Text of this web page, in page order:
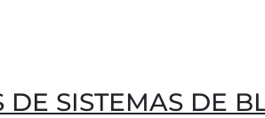
DE SISTEMAS DE